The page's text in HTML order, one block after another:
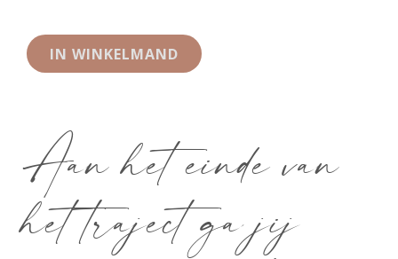
IN WINKELMAND
Aan het einde van
het traject ga jij